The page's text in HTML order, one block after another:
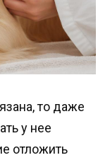
то даже
у нее
отложить